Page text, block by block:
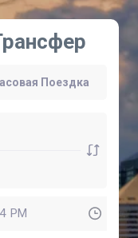
Поездка